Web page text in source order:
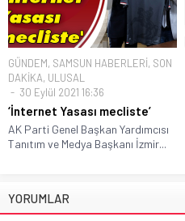
GÜNDEM, SAMSUN HABERLERİ, SON
DAKİKA, ULUSAL
30 Eylül 2021 16:36
‘İnternet Yasası mecliste’
AK Parti Genel Başkan Yardımcısı
Tanıtım ve Medya Başkanı İzmir...
YORUMLAR